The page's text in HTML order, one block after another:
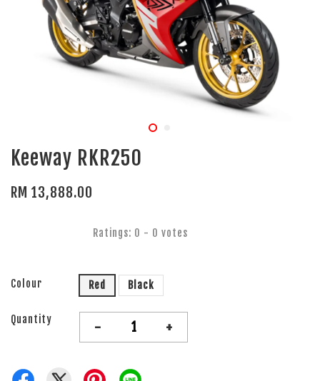
Keeway RKR250
RM 13,888.00
Ratings: 0 - 0 votes
Colour Red Black
Quantity - +